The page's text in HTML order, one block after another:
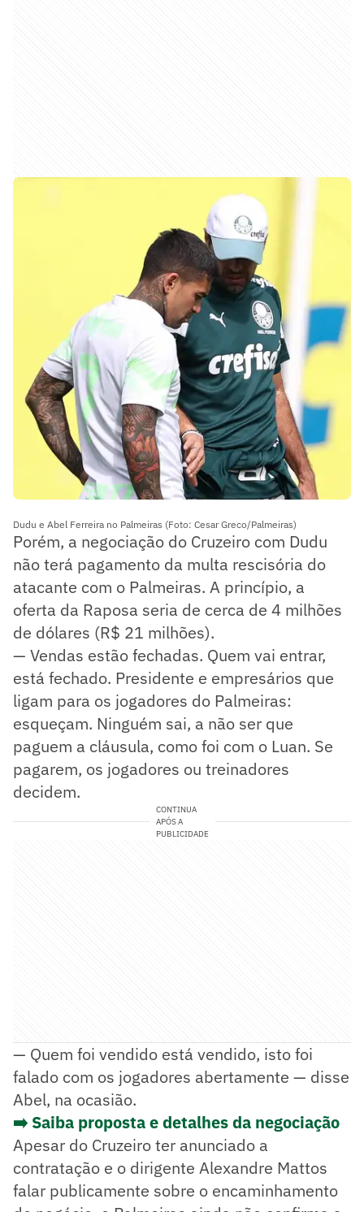
Dudu e Abel Ferreira no Palmeiras (Foto: Cesar Greco/Palmeiras)
Porém, a negociação do Cruzeiro com Dudu
não terá pagamento da multa rescisória do
atacante com o Palmeiras. A princípio, a
oferta da Raposa seria de cerca de 4 milhões
de dólares (R$ 21 milhões).
— Vendas estão fechadas. Quem vai entrar,
está fechado. Presidente e empresários que
ligam para os jogadores do Palmeiras:
esqueçam. Ninguém sai, a não ser que
paguem a cláusula, como foi com o Luan. Se
pagarem, os jogadores ou treinadores
decidem.
CONTINUA
APÓS A
PUBLICIDADE
— Quem foi vendido está vendido, isto foi
falado com os jogadores abertamente — disse
Abel, na ocasião.
➡️ Saiba proposta e detalhes da negociação
Apesar do Cruzeiro ter anunciado a
contratação e o dirigente Alexandre Mattos
falar publicamente sobre o encaminhamento